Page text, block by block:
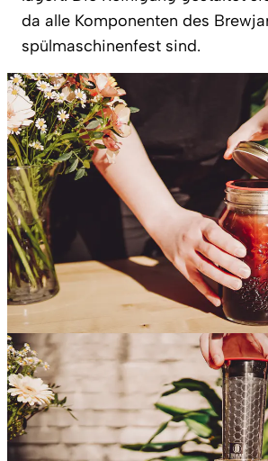
da alle Komponenten des
spülmaschinenfest sind.